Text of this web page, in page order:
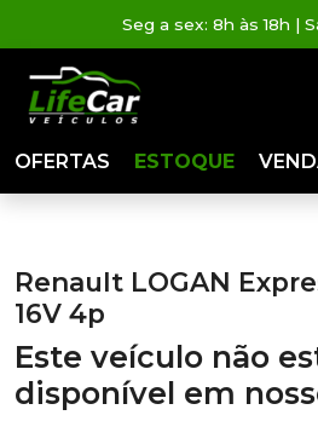
Seg a sex: 8h às 18h |
OFERTAS ESTOQUE
Renault LOGAN
16V 4p
Este veículo não
disponível em